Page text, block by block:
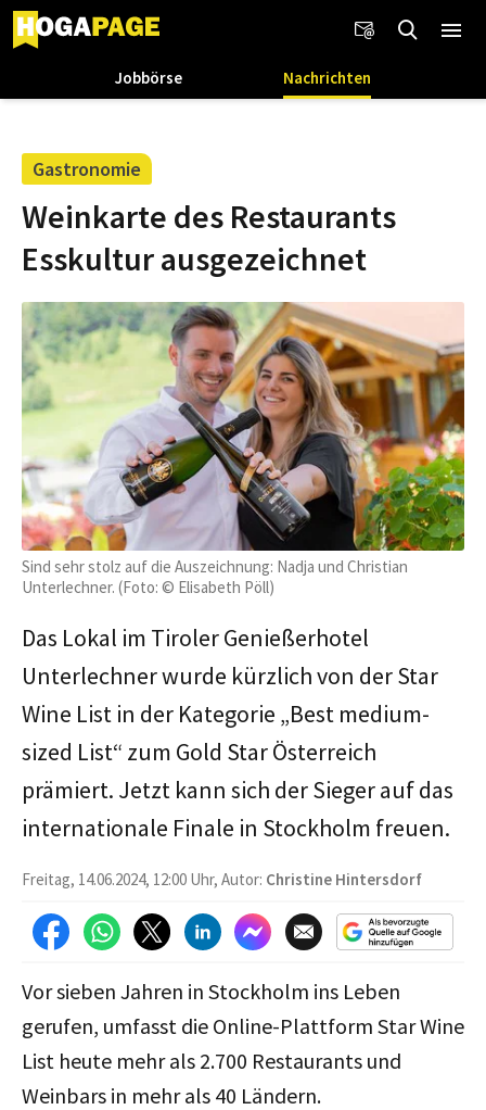
Jobbörse Nachrichten
Gastronomie
Weinkarte des Restaurants
Esskultur ausgezeichnet
Sind sehr stolz auf die Auszeichnung: Nadja und Christian
Unterlechner. (Foto: © Elisabeth Pöll)
Das Lokal im Tiroler Genießerhotel
Unterlechner wurde kürzlich von der Star
Wine List in der Kategorie „Best medium-
sized List“ zum Gold Star Österreich
prämiert. Jetzt kann sich der Sieger auf das
internationale Finale in Stockholm freuen.
Freitag, 14.06.2024, 12:00 Uhr, Autor: Christine Hintersdorf
Vor sieben Jahren in Stockholm ins Leben
gerufen, umfasst die Online-Plattform Star Wine
List heute mehr als 2.700 Restaurants und
Weinbars in mehr als 40 Ländern.